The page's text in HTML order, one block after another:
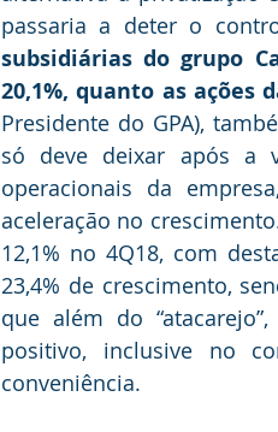
passaria a deter o
subsidiárias do grupo
20,1%, quanto as ações
Presidente do GPA),
só deve deixar após a
operacionais da
aceleração no
12,1% no 4Q18, com
23,4% de crescimento,
que além do
positivo, inclusive no
conveniência.